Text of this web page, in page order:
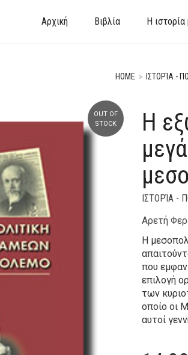
Αρχική Βιβλία Η ιστορία
HOME » ΙΣΤΟΡΊΑ -
OUT OF
STOCK
Η
ΙΣΤΟΡΊΑ -
Αρετή
Η
που
επιλογή
των
οποίο οι
αυτοί